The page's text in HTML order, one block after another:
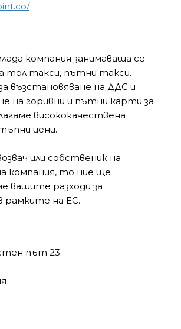
компания занимаваща се
тол такси, пътни такси.
възстановяване на ДДС и
на горивни и пътни карти за
висококачествена
цени.
или собственик на
компания, то ние ще
вашите разходи за
на ЕС.
път 23